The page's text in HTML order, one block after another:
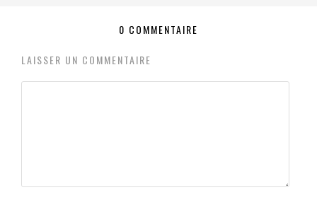
0 COMMENTAIRE
LAISSER UN COMMENTAIRE